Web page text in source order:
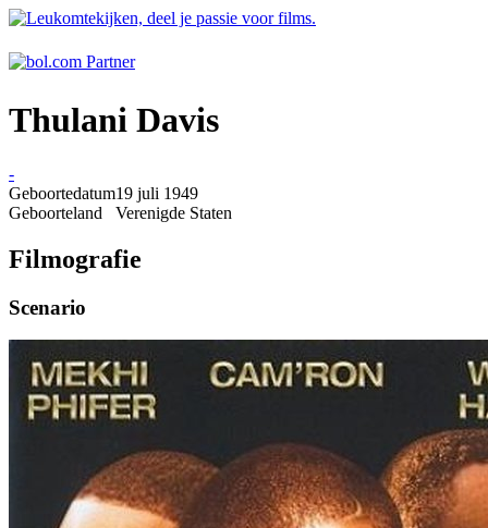
Thulani Davis
-
Geboortedatum19 juli 1949
Geboorteland
Verenigde Staten
Filmografie
Scenario